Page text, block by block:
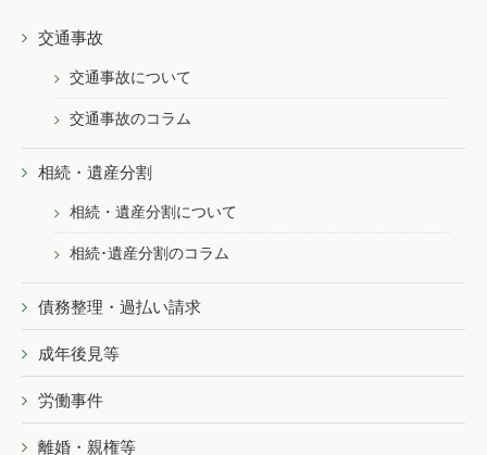
交通事故
交通事故について
交通事故のコラム
相続・遺産分割
相続・遺産分割について
相続･遺産分割のコラム
債務整理・過払い請求
成年後見等
労働事件
離婚・親権等